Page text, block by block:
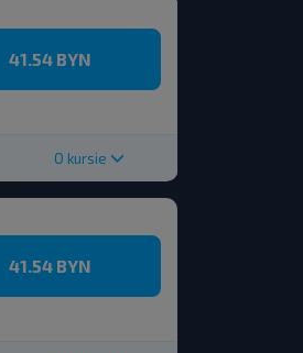
41.54 BYN
O kursie
41.54 BYN